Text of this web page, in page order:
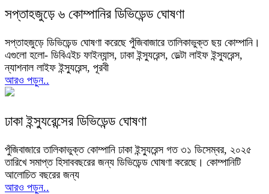
সপ্তাহজুড়ে ৬ কোম্পানির ডিভিডেন্ড ঘোষণা
সপ্তাহজুড়ে ডিভিডেন্ড ঘোষণা করেছে পুঁজিবাজারে তালিকাভুক্ত ছয় কোম্পানি।
এগুলো হলো- ডিবিএইচ ফাইন্যান্স, ঢাকা ইন্স্যুরেন্স, ডেল্টা লাইফ ইন্স্যুরেন্স,
ন্যাশনাল লাইফ ইন্স্যুরেন্স, পূরবী
আরও পড়ুন..
ঢাকা ইন্স্যুরেন্সের ডিভিডেন্ড ঘোষণা
পুঁজিবাজারে তালিকাভুক্ত কোম্পানি ঢাকা ইন্স্যুরেন্স গত ৩১ ডিসেম্বর, ২০২৫
তারিখে সমাপ্ত হিসাববছরের জন্য ডিভিডেন্ড ঘোষণা করেছে। কোম্পানিটি
আলোচিত বছরের জন্য
আরও পড়ুন..